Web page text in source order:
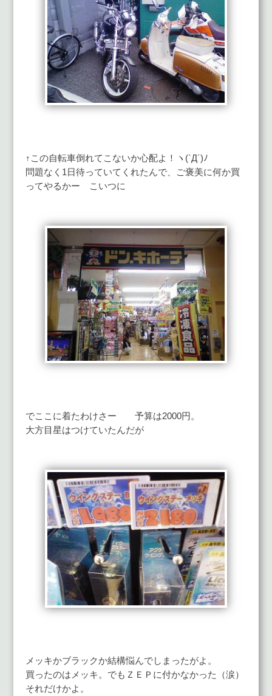
↑この自転車倒れてこないか心配よ！ヽ(`Д´)ﾉ
問題なく1日待っていてくれたんで、ご褒美に何か買
ってやるかー こいつに
でここに着たわけさー 予算は2000円。
大方目星はつけていたんだが
メッキかブラックか結構悩んでしまったがよ。
買ったのはメッキ。でもＺＥＰに付かなかった（涙）
それだけかよ。